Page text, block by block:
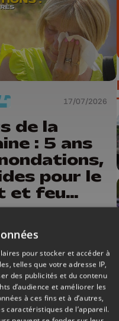
17/07/2026
de la
: 5 ans
pour le
et feu
pour stocker et accéder à
telles que votre adresse IP,
des publicités et du contenu
d’audience et améliorer les
à ces fins et à d’autres,
caractéristiques de l’appareil.